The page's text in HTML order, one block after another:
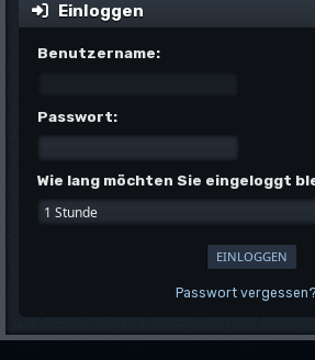
Einloggen
Benutzername:
Passwort:
Wie lang möchten Sie eingeloggt
Passwort vergessen?